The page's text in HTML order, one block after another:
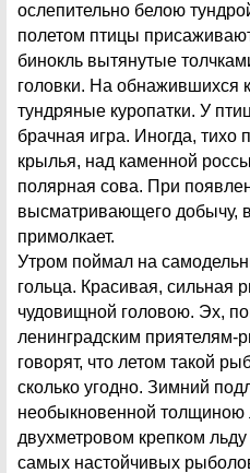
ослепительно белою
полетом птицы
бинокль вытянутые
головки. На обнажившихся
тундряные куропатки. У
брачная игра. Иногда, тихо
крылья, над каменной
полярная сова. При
высматривающего добычу,
примолкает.
Утром поймал на
гольца. Красивая, сильная
чудовищной головою. Эх,
ленинградским
говорят, что летом такой
сколько угодно. Зимний
необыкновенной толщиною
двухметровом крепком
самых настойчивых